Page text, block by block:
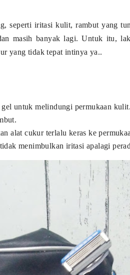
seperti iritasi kulit, rambut yang
masih banyak lagi. Untuk itu,
yang tidak tepat intinya ya..
untuk melindungi permukaan kulit.
alat cukur terlalu keras ke
menimbulkan iritasi apalagi